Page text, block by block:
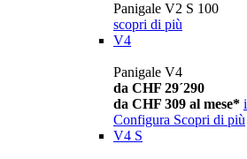
Panigale V2 S 100
scopri di più
V4
Panigale V4
da CHF 29´290
da CHF 309 al mese* i
Configura Scopri di più
V4 S